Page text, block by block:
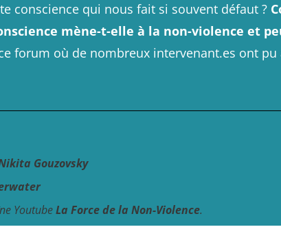
conscience qui nous fait si souvent défaut ?
mène-t-elle à la non-violence et
forum où de nombreux intervenant.es ont
Gouzovsky
YoutubeLa Force de la Non-Violence.